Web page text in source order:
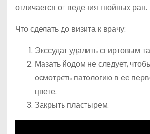
отличается от ведения гнойных ран.
Что сделать до визита к врачу:
Экссудат удалить спиртовым
Мазать йодом не следует,
осмотреть патологию в ее
цвете.
Закрыть пластырем.